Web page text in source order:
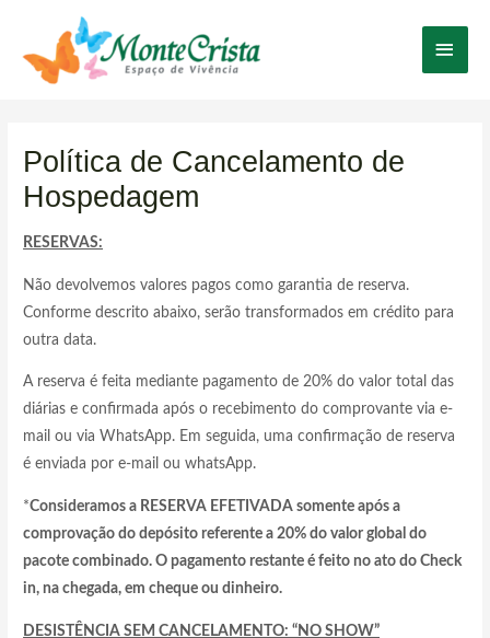
Política de Cancelamento de
Hospedagem
RESERVAS:
Não devolvemos valores pagos como garantia de reserva.
Conforme descrito abaixo, serão transformados em crédito para
outra data.
A reserva é feita mediante pagamento de 20% do valor total das
diárias e confirmada após o recebimento do comprovante via e-
mail ou via WhatsApp. Em seguida, uma confirmação de reserva
é enviada por e-mail ou whatsApp.
*Consideramos a RESERVA EFETIVADA somente após a
comprovação do depósito referente a 20% do valor global do
pacote combinado. O pagamento restante é feito no ato do Check
in, na chegada, em cheque ou dinheiro.
DESISTÊNCIA SEM CANCELAMENTO: “NO SHOW”